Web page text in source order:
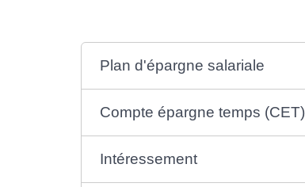
Plan d'épargne salariale
Compte épargne temps (CET)
Intéressement